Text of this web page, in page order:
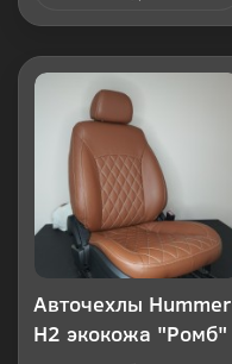
Авточехлы Hummer
H2 экокожа "Ромб"